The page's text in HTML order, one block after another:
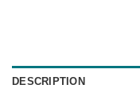
DESCRIPTION